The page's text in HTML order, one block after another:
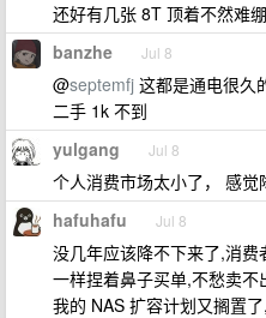
还好有几张 8T 顶着不然难绷
banzhe Jul 8
@septemfj 这都是通电很久
二手 1k 不到
yulgang Jul 8
个人消费市场太小了， 感觉
hafuhafu Jul 8
没几年应该降不下来了,消
一样捏着鼻子买单,不愁卖不
我的 NAS 扩容计划又搁置了